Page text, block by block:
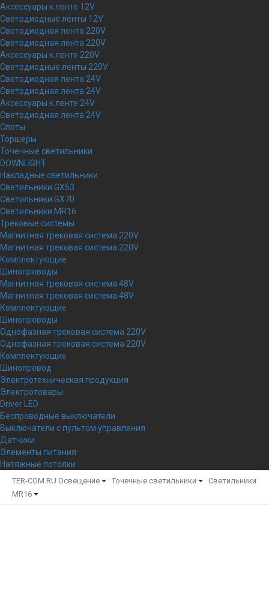
Аксессуары к ленте 12V
Светодиодные ленты 12V
Светодиодная лента 220V
Светодиодная лента 220V
Аксессуары к ленте 220V
Светодиодные ленты 220V
Светодиодная лента 24V
Светодиодная лента 24V
Аксессуары к ленте 24V
Светодиодная лента 24V
Споты
Торшеры
Точечные светильники
DOWNLIGHT
Накладные светильники
Светильники GX53
Светильники GX70
Светильники MR16
Трековые системы
Магнитная трековая система 220V
Магнитная трековая система 220V
Комплектующие
Шинопроводы
Магнитная трековая система 48V
Магнитная трековая система 48V
Комплектующие
Шинопроводы
Однофазная трековая система 220V
Однофазная трековая система 220V
Комплектующие
Шинопровод
Электротехническая продукция
Электротовары
Driver LED
Беспроводные выключатели
Выключатели с пультом управления
Датчики
Элементы питания
Натяжные потолки
TER-COM.RU Освещение Точечные светильники
Светильники
MR16